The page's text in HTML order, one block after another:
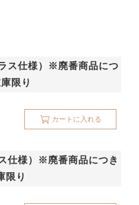
ス仕様）※廃番商品につ
限り
カートに入れる
仕様）※廃番商品につき
限り